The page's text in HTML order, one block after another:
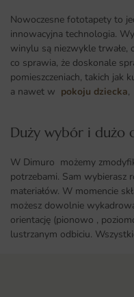
Nowoczesne fototapety to
innowacyjna technologia.
winylu są niezwykle trwałe,
co sprawia, że doskonale
pomieszczeniach, takich jak
a nawet w pokoju dziecka,
Duży wybór i dużo
W Dimuro możemy
potrzebami. Sam wybierasz
materiałów. W momencie
możesz dowolnie
orientację (pionowo ,
lustrzanym odbiciu.